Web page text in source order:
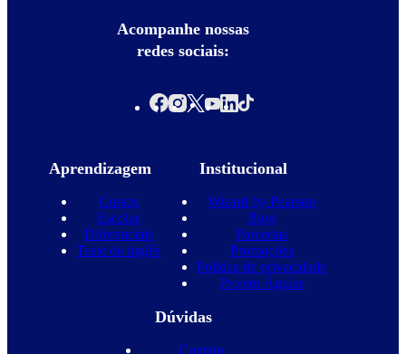
Acompanhe nossas
redes sociais:
Aprendizagem
Cursos
Escolas
Diferenciais
Teste de inglês
Institucional
Wizard by Pearson
Blog
Parcerias
Promoções
Política de privacidade
Projeto Águias
Dúvidas
Contato